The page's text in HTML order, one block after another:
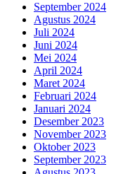
September 2024
Agustus 2024
Juli 2024
Juni 2024
Mei 2024
April 2024
Maret 2024
Februari 2024
Januari 2024
Desember 2023
November 2023
Oktober 2023
September 2023